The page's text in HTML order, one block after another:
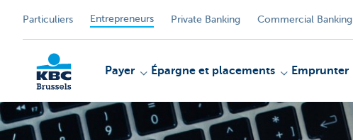
Particuliers Entrepreneurs Private Banking Commercial Banking
Payer Épargne et placements Emprunter